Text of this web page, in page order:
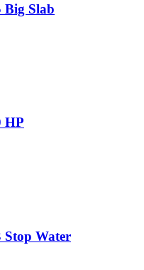
Big Slab
HP
Stop Water